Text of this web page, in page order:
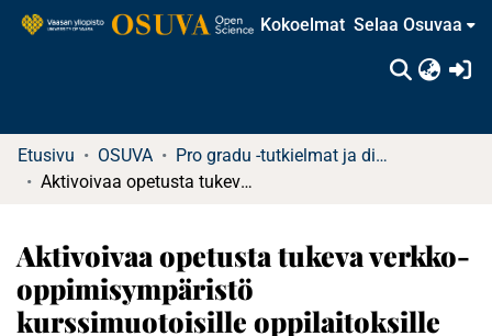
Kokoelmat Selaa Osuvaa
Etusivu OSUVA
Pro gradu -tutkielmat ja diplomityöt
Aktivoivaa opetusta tukeva verkko-oppimisympäristö kurssimuotoisille oppilaitoksille
Aktivoivaa opetusta tukeva verkko-
oppimisympäristö
kurssimuotoisille oppilaitoksille